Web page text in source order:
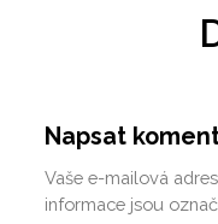
Napsat
Vaše e-mailová
informace jsou